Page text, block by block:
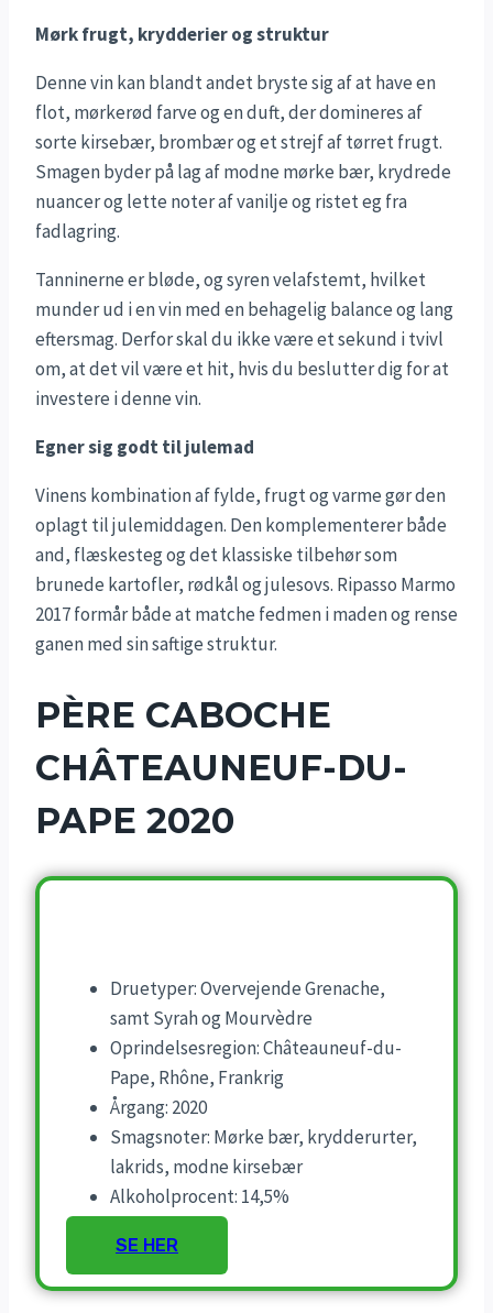
Mørk frugt, krydderier og struktur
Denne vin kan blandt andet bryste sig af at have en
flot, mørkerød farve og en duft, der domineres af
sorte kirsebær, brombær og et strejf af tørret frugt.
Smagen byder på lag af modne mørke bær, krydrede
nuancer og lette noter af vanilje og ristet eg fra
fadlagring.
Tanninerne er bløde, og syren velafstemt, hvilket
munder ud i en vin med en behagelig balance og lang
eftersmag. Derfor skal du ikke være et sekund i tvivl
om, at det vil være et hit, hvis du beslutter dig for at
investere i denne vin.
Egner sig godt til julemad
Vinens kombination af fylde, frugt og varme gør den
oplagt til julemiddagen. Den komplementerer både
and, flæskesteg og det klassiske tilbehør som
brunede kartofler, rødkål og julesovs. Ripasso Marmo
2017 formår både at matche fedmen i maden og rense
ganen med sin saftige struktur.
PÈRE CABOCHE
CHÂTEAUNEUF-DU-
PAPE 2020
Druetyper: Overvejende Grenache,
samt Syrah og Mourvèdre
Oprindelsesregion: Châteauneuf-du-
Pape, Rhône, Frankrig
Årgang: 2020
Smagsnoter: Mørke bær, krydderurter,
lakrids, modne kirsebær
Alkoholprocent: 14,5%
SE HER